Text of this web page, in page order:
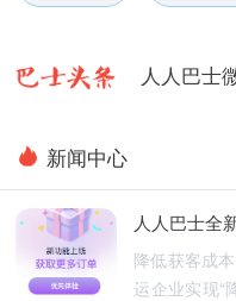
人人巴士
人人巴士
人人巴士
人人巴士
新闻中心
人人巴士全
降低获客成
运企业实现“